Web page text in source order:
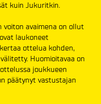
kuin Jukuritkin.
voiton avaimena on ollut
laukoneet
ottelua kohden,
Huomioitavaa on
joukkueen
päätynyt vastustajan